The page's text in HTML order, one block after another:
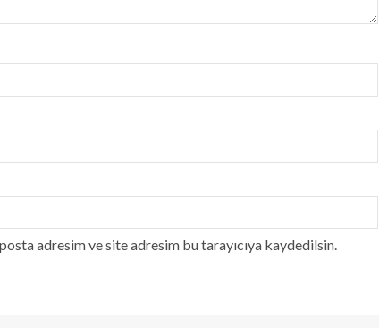
adresim ve site adresim bu tarayıcıya kaydedilsin.